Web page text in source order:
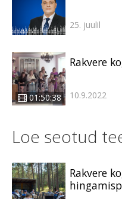
25. juulil
01:50:38
Rakvere
10.9.2022
Loe seotud
Rakvere